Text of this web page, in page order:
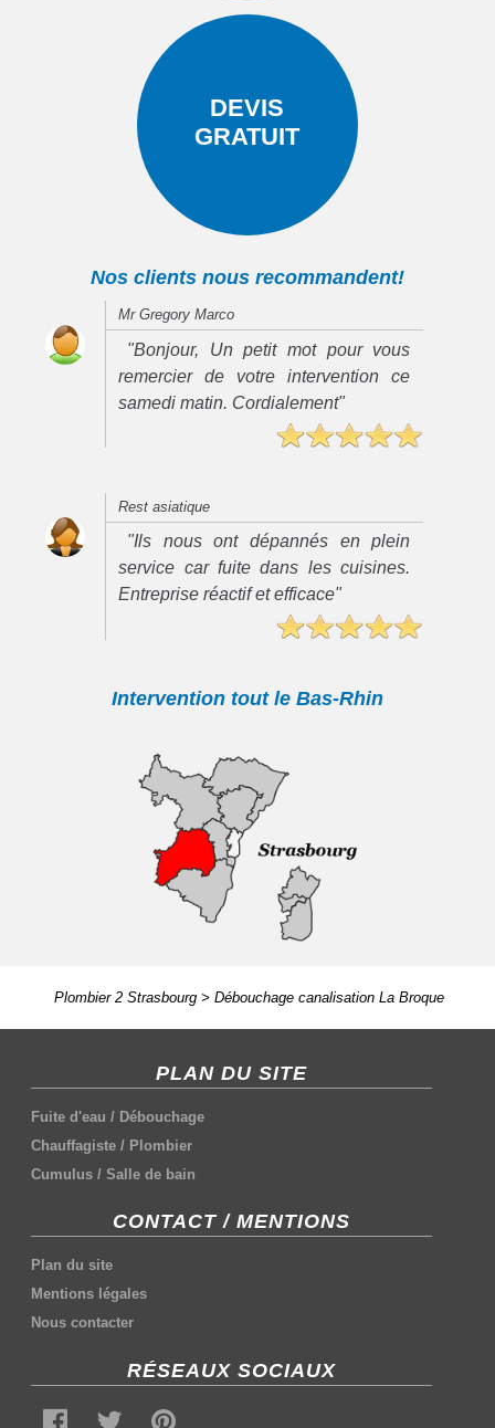
DEVIS
GRATUIT
Nos clients nous recommandent!
Mr Gregory Marco
"Bonjour, Un petit mot pour vous
remercier de votre intervention ce
samedi matin. Cordialement"
Rest asiatique
"Ils nous ont dépannés en plein
service car fuite dans les cuisines.
Entreprise réactif et efficace"
Intervention tout le Bas-Rhin
Plombier 2 Strasbourg> Débouchage canalisation La Broque
PLAN DU SITE
Fuite d'eau / Débouchage
Chauffagiste / Plombier
Cumulus /Salle de bain
CONTACT / MENTIONS
Plan du site
Mentions légales
Nous contacter
RÉSEAUX SOCIAUX